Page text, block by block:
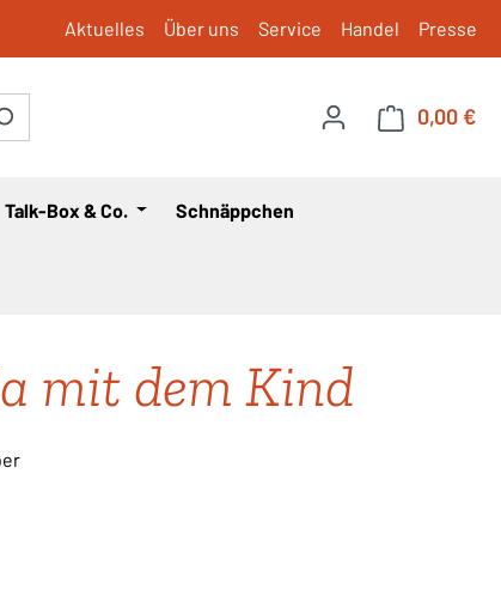
Aktuelles Über uns Service Handel Presse
0,00 €
Talk-Box & Co. Schnäppchen
mit dem Kind